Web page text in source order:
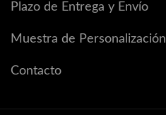
Plazo de Entrega y Envío
Muestra de Personalización
Contacto